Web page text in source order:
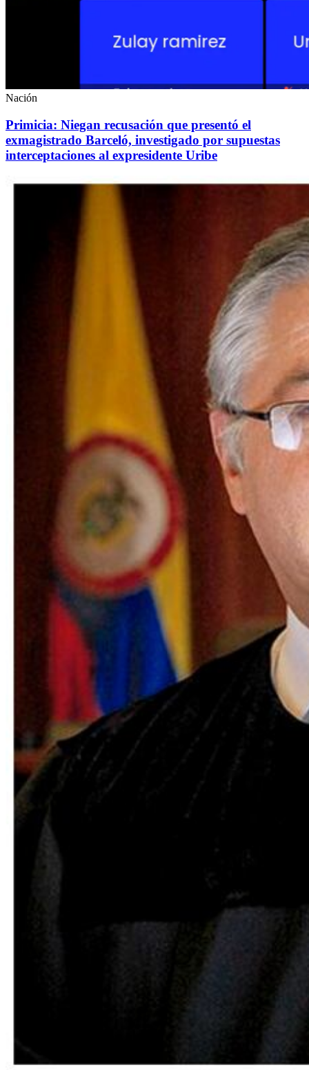
Nación
Primicia: Niegan recusación que presentó el
exmagistrado Barceló, investigado por supuestas
interceptaciones al expresidente Uribe